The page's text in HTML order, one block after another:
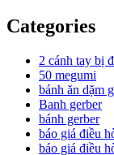
Categories
2 cánh tay bị
50 megumi
bánh ăn dặm
Banh gerber
bánh gerber
báo giá điều
báo giá điều